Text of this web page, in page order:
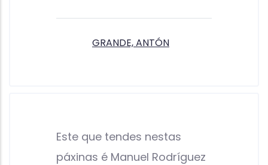
GRANDE, ANTÓN
Este que tendes nestas
páxinas é Manuel Rodríguez